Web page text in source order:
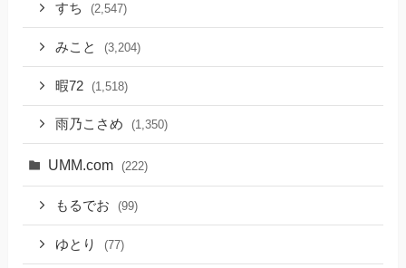
すち (2,547)
みこと (3,204)
暇72 (1,518)
雨乃こさめ (1,350)
UMM.com (222)
もるでお (99)
ゆとり (77)